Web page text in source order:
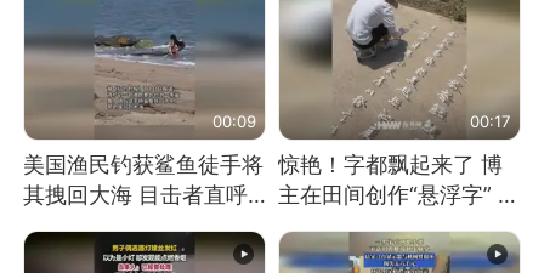
00:09
美国渔民钓获鲨鱼徒手将
其拽回大海 目击者直呼
震惊 （视频来源：参考
消息）
00:17
惊艳！字都飘起来了 博
主在田间创作“悬浮字” 网
友：真·裸眼3D！